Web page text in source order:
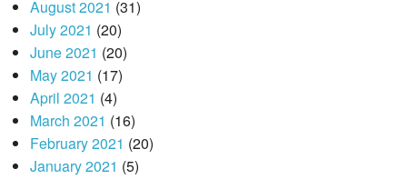
August 2021 (31)
July 2021 (20)
June 2021 (20)
May 2021 (17)
April 2021 (4)
March 2021 (16)
February 2021 (20)
January 2021 (5)